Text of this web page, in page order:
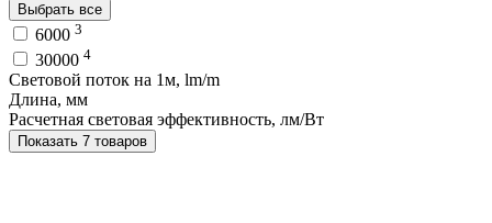
Выбрать все
6000 3
30000 4
Световой поток на 1м, lm/m
Длина, мм
Расчетная световая эффективность, лм/Вт
Показать 7 товаров